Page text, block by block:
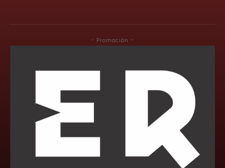
- Promoción -